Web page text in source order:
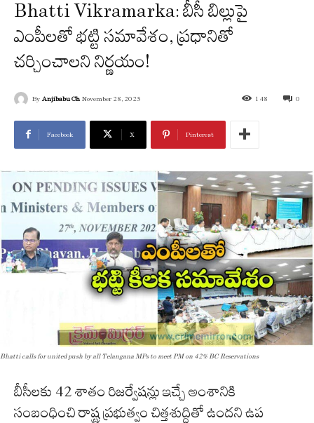
Bhatti Vikramarka: బీసీ బిల్లుపై
ఎంపీలతో భట్టి సమావేశం, ప్రధానితో
చర్చించాలని నిర్ణయం!
By Anjibabu Ch November 28, 2025 0
148
Facebook X Pinterest
Bhatti calls for united push by all Telangana MPs to meet PM on 42% BC Reservations
బీసీలకు 42 శాతం రిజర్వేషన్లు ఇచ్చే అంశానికి
సంబంధించి రాష్ట్ర ప్రభుత్వం చిత్తశుద్ధితో ఉందని ఉప